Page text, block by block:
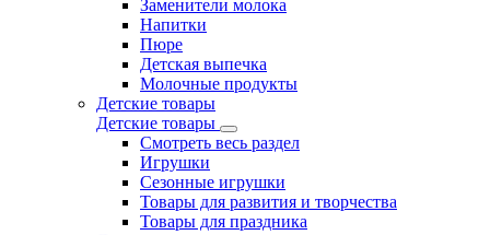
Заменители молока
Напитки
Пюре
Детская выпечка
Молочные продукты
Детские товары
Детские товары
Смотреть весь раздел
Игрушки
Сезонные игрушки
Товары для развития и творчества
Товары для праздника